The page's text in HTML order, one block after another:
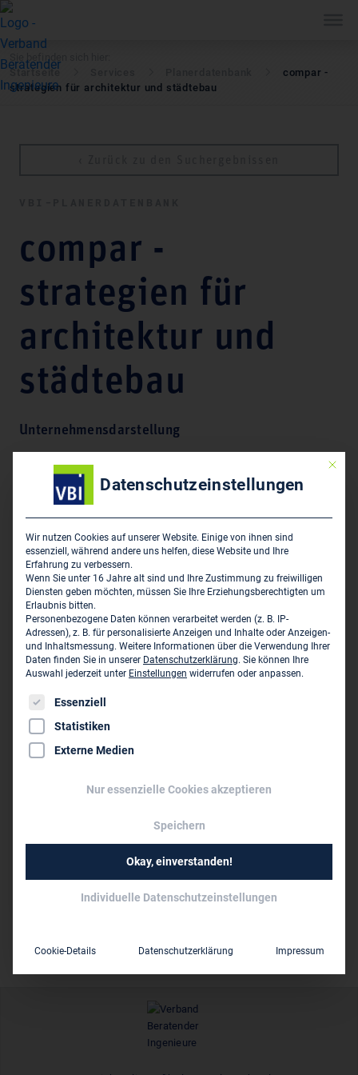
Sie befinden sich hier:
Startseite
compar -
strategien für architektur und städtebau
compar -
strategien für
architektur und
städtebau
Unternehmensdarstellung
Architektur und Städtebau, Raum- und
Funktionsprogrammplanung, Machbarkeitsstudien,
Projektvorbereitung, Auszeichnungsverfahren /
Architekturpreise öffentlicher und privater Auslober,
VOF-Verfahrensbetreuung
Hauptsitz des Unternehmens
compar - strategien für architektur und städtebau
Kaiserstraße 55
0231 95 90 96 0
www.comp-ar.de
Persönliche Vertreter im VBI:
Mitarbeiter:unter 10
Mit
Datenschutzeinstellungen
Wir nutzen Cookies auf unserer Website. Einige von ihnen sind
essenziell, während andere uns helfen, diese Website und Ihre
Erfahrung zu verbessern.
Wenn Sie unter 16 Jahre alt sind und Ihre Zustimmung zu freiwilligen
Diensten geben möchten, müssen Sie Ihre Erziehungsberechtigten um
Erlaubnis bitten.
Personenbezogene Daten können verarbeitet werden (z. B. IP-
Adressen), z. B. für personalisierte Anzeigen und Inhalte oder Anzeigen-
und Inhaltsmessung. Weitere Informationen über die Verwendung Ihrer
Daten finden Sie in unserer Datenschutzerklärung. Sie können Ihre
Auswahl jederzeit unter Einstellungen widerrufen oder anpassen.
Es folgt eine Liste der Service-Gruppen, für die eine
Essenziell
Statistiken
Externe Medien
Nur essenzielle Cookies akzeptieren
Speichern
Okay, einverstanden!
Individuelle Datenschutzeinstellungen
Cookie-Details Datenschutzerklärung Impressum